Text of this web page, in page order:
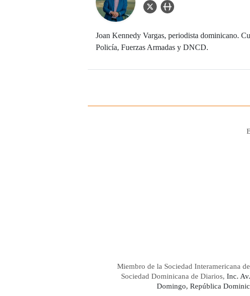
twitter Iconuser_url Icon
Joan Kennedy Vargas, periodista dominicano.
Policía, Fuerzas Armadas y DNCD.
Miembro de la Sociedad Interamericana
Sociedad Dominicana de Diarios, Inc.
Domingo, República